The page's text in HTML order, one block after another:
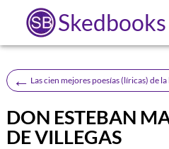
Skedbooks
← Las cien mejores poesías (lí­ricas) de
DON ESTEBAN
DE VILLEGAS